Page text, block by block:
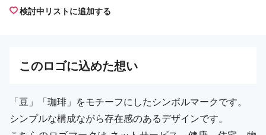
検討中リストに追加する
このロゴに込めた想い
「豆」「珈琲」をモチーフにしたシンボルマークです。
シンプルな構成ながら存在感のあるデザインです。